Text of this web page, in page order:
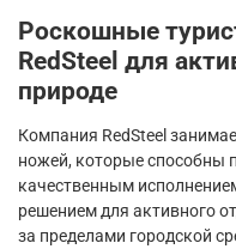
Роскошные
RedSteel для
природе
Компания RedSteel
ножей, которые способны
качественным
решением для активного
за пределами городской